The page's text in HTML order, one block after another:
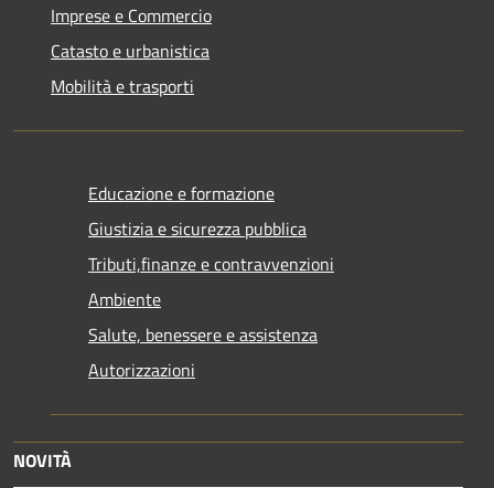
Imprese e Commercio
Catasto e urbanistica
Mobilità e trasporti
Educazione e formazione
Giustizia e sicurezza pubblica
Tributi,finanze e contravvenzioni
Ambiente
Salute, benessere e assistenza
Autorizzazioni
NOVITÀ